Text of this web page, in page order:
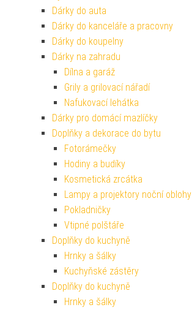
Dárky do auta
Dárky do kanceláře a pracovny
Dárky do koupelny
Dárky na zahradu
Dílna a garáž
Grily a grilovací nářadí
Nafukovací lehátka
Dárky pro domácí mazlíčky
Doplňky a dekorace do bytu
Fotorámečky
Hodiny a budíky
Kosmetická zrcátka
Lampy a projektory noční oblohy
Pokladničky
Vtipné polštáře
Doplňky do kuchyně
Hrnky a šálky
Kuchyňské zástěry
Doplňky do kuchyně
Hrnky a šálky